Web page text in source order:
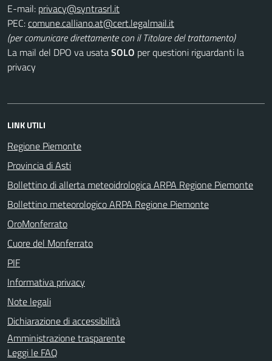
E-mail:
PEC:
(per comunicare direttamente con il Titolare del trattamento)
La mail del DPO va usataSOLO per questioni riguardanti la
privacy
LINK UTILI
Regione Piemonte
Provincia di Asti
Bollettino di allerta meteoidrologica ARPA Regione Piemonte
Bollettino meteorologico ARPA Regione Piemonte
OroMonferrato
Cuore del Monferrato
PIF
Informativa privacy
Note legali
Dichiarazione di accessibilità
Amministrazione trasparente
Leggi le FAQ